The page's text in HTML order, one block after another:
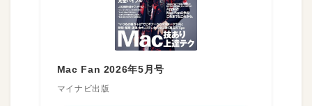
Mac Fan 2026年5月号
マイナビ出版